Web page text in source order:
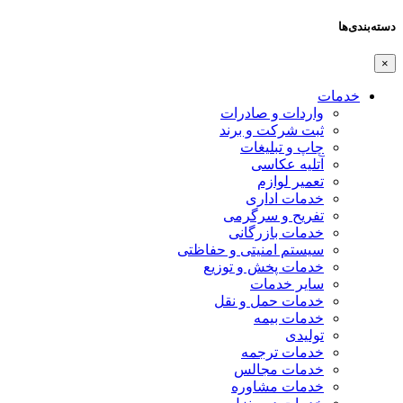
و صادرات
شرکت و برند
و تبلیغات
عکاسی
اداری
و سرگرمی
بازرگانی
امنیتی و حفاظتی
پخش و توزیع
خدمات
حمل و نقل
بیمه
ترجمه
مجالس
مشاوره